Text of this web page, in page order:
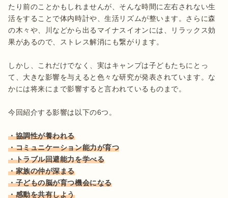
たり前のことかもしれませんが、そんな時間に左右されない生
活をすることで体内時計や、生活リズムが整います。さらに森
の木々や、川などから出るマイナスイオンには、リラックス効
果があるので、ストレス解消にも繋がります。
しかし、これだけでなく、実はキャンプは子どもたちにとっ
て、大きな影響を与えると色々な研究が発表されています。な
かには将来にまで影響すると言われているものまで。
今回紹介する影響は以下の6つ。
・協調性が養われる
・コミュニケーション能力が育つ
・トラブル回避能力を学べる
・家族の仲が深まる
・子どもの脳が育つ機会になる